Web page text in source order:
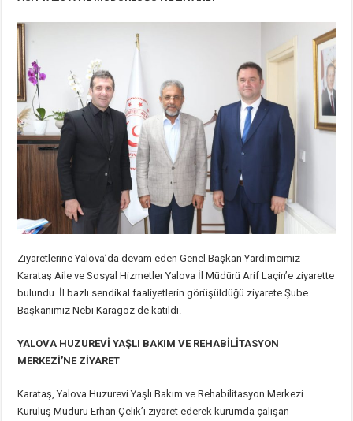
Ziyaretlerine Yalova’da devam eden Genel Başkan Yardımcımız
Karataş Aile ve Sosyal Hizmetler Yalova İl Müdürü Arif Laçin’e ziyarette
bulundu. İl bazlı sendikal faaliyetlerin görüşüldüğü ziyarete Şube
Başkanımız Nebi Karagöz de katıldı.
YALOVA HUZUREVİ YAŞLI BAKIM VE REHABİLİTASYON
MERKEZİ’NE ZİYARET
Karataş, Yalova Huzurevi Yaşlı Bakım ve Rehabilitasyon Merkezi
Kuruluş Müdürü Erhan Çelik’i ziyaret ederek kurumda çalışan